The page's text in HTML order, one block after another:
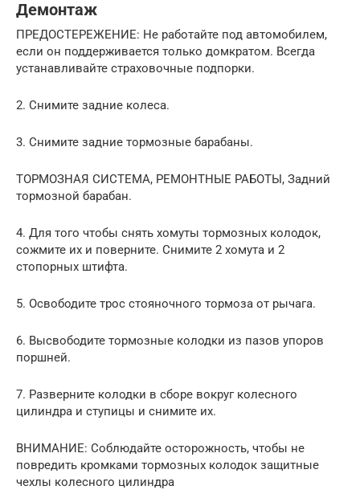
Демонтаж
ПРЕДОСТЕРЕЖЕНИЕ: Не работайте под автомобилем,
если он поддерживается только домкратом. Всегда
устанавливайте страховочные подпорки.
2. Снимите задние колеса.
3. Снимите задние тормозные барабаны.
ТОРМОЗНАЯ СИСТЕМА, РЕМОНТНЫЕ РАБОТЫ, Задний
тормозной барабан.
4. Для того чтобы снять хомуты тормозных колодок,
сожмите их и поверните. Снимите 2 хомута и 2
стопорных штифта.
5. Освободите трос стояночного тормоза от рычага.
6. Высвободите тормозные колодки из пазов упоров
поршней.
7. Разверните колодки в сборе вокруг колесного
цилиндра и ступицы и снимите их.
ВНИМАНИЕ: Соблюдайте осторожность, чтобы не
повредить кромками тормозных колодок защитные
чехлы колесного цилиндра